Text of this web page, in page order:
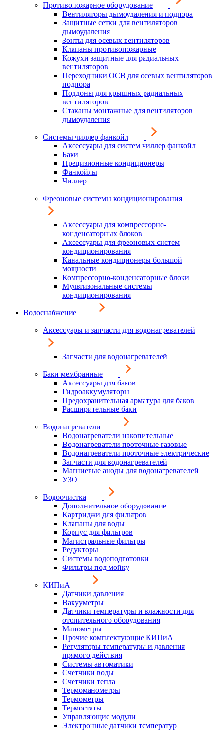
Противопожарное оборудование
Вентиляторы дымоудаления и подпора
Защитные сетки для вентиляторов
дымоудаления
Зонты для осевых вентиляторов
Клапаны противопожарные
Кожухи защитные для радиальных
вентиляторов
Переходники ОСВ для осевых вентиляторов
подпора
Поддоны для крышных радиальных
вентиляторов
Стаканы монтажные для вентиляторов
дымоудаления
Системы чиллер фанкойл
Аксессуары для систем чиллер фанкойл
Баки
Прецизионные кондиционеры
Фанкойлы
Чиллер
Фреоновые системы кондиционирования
Аксессуары для компрессорно-
конденсаторных блоков
Аксессуары для фреоновых систем
кондиционирования
Канальные кондиционеры большой
мощности
Компрессорно-конденсаторные блоки
Мультизональные системы
кондиционирования
Водоснабжение
Аксессуары и запчасти для водонагревателей
Запчасти для водонагревателей
Баки мембранные
Аксессуары для баков
Гидроаккумуляторы
Предохранительная арматура для баков
Расширительные баки
Водонагреватели
Водонагреватели накопительные
Водонагреватели проточные газовые
Водонагреватели проточные электрические
Запчасти для водонагревателей
Магниевые аноды для водонагревателей
УЗО
Водоочистка
Дополнительное оборудование
Картриджи для фильтров
Клапаны для воды
Корпус для фильтров
Магистральные фильтры
Редукторы
Системы водоподготовки
Фильтры под мойку
КИПиА
Датчики давления
Вакууметры
Датчики температуры и влажности для
отопительного оборудования
Манометры
Прочие комплектующие КИПиА
Регуляторы температуры и давления
прямого действия
Системы автоматики
Счетчики воды
Счетчики тепла
Термоманометры
Термометры
Термостаты
Управляющие модули
Электронные датчики температур